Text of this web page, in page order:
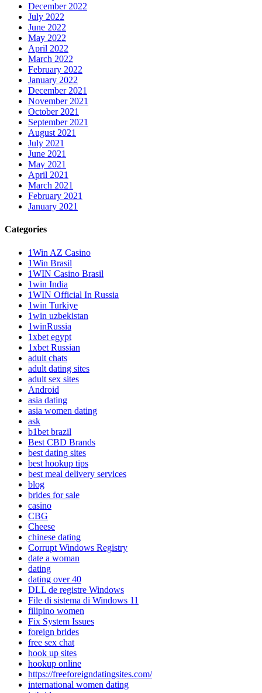
December 2022
July 2022
June 2022
May 2022
April 2022
March 2022
February 2022
January 2022
December 2021
November 2021
October 2021
September 2021
August 2021
July 2021
June 2021
May 2021
April 2021
March 2021
February 2021
January 2021
Categories
1Win AZ Casino
1Win Brasil
1WIN Casino Brasil
1win India
1WIN Official In Russia
1win Turkiye
1win uzbekistan
1winRussia
1xbet egypt
1xbet Russian
adult chats
adult dating sites
adult sex sites
Android
asia dating
asia women dating
ask
b1bet brazil
Best CBD Brands
best dating sites
best hookup tips
best meal delivery services
blog
brides for sale
casino
CBG
Cheese
chinese dating
Corrupt Windows Registry
date a woman
dating
dating over 40
DLL de registre Windows
File di sistema di Windows 11
filipino women
Fix System Issues
foreign brides
free sex chat
hook up sites
hookup online
https://freeforeigndatingsites.com/
international women dating